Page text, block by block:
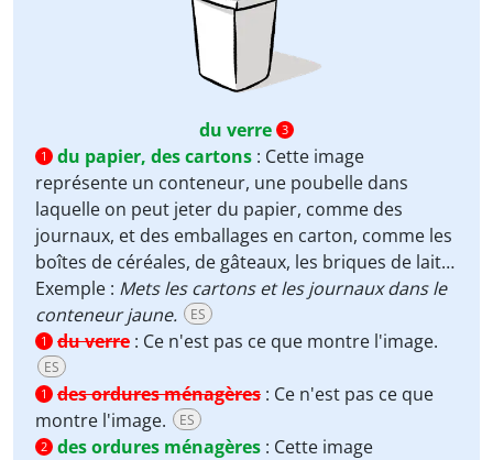
du verre 3
1
du papier, des cartons : Cette image
représente un conteneur, une poubelle dans
laquelle on peut jeter du papier, comme des
journaux, et des emballages en carton, comme les
boîtes de céréales, de gâteaux, les briques de lait…
Exemple : Mets les cartons et les journaux dans le
conteneur jaune.
ES
1 du verre : Ce n'est pas ce que montre l'image.
ES
1 des ordures ménagères : Ce n'est pas ce que
montre l'image.
ES
2 des ordures ménagères : Cette image